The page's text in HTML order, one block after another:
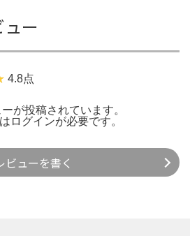
ー
4.8点
が投稿されています。
ログインが必要です。
ビューを書く